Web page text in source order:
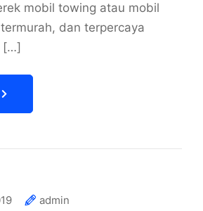
mobil towing atau mobil
dan terpercaya
[…]
admin